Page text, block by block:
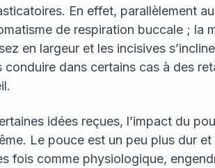
En effet, parallèlement
de respiration buccale ; la
en largeur et les incisives
conduire dans certains cas à des
idées reçues, l’impact du
Le pouce est un peu plus dur
fois comme physiologique,